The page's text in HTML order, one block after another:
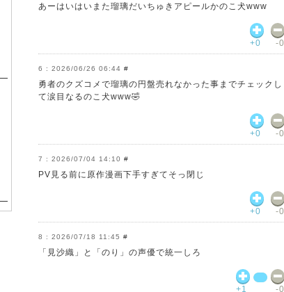
あーはいはいまた瑠璃だいちゅきアピールかのこ犬www
+0 -0
2026/06/26 06:44 #
勇者のクズコメで瑠璃の円盤売れなかった事までチェックし
て涙目なるのこ犬www🤣
+0 -0
2026/07/04 14:10 #
PV見る前に原作漫画下手すぎてそっ閉じ
+0 -0
2026/07/18 11:45 #
「見沙織」と「のり」の声優で統一しろ
+1 -0